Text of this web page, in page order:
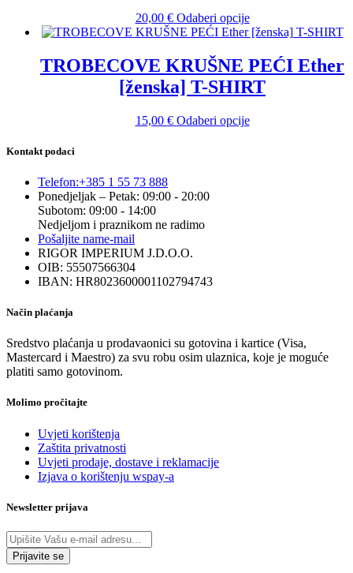
se
mogu
na
stranici
proizvoda
20,00 € Odaberi opcijeOvaj
proizvod
više
varijanti.
Opcije
mogu
odabrati
TROBECOVE KRUŠNE PEĆI Ether
[ženska] T-SHIRT
15,00 € Odaberi opcijeOvaj
Kontakt podaci
Telefon:+385 1 55 73 888
Ponedjeljak – Petak: 09:00 - 20:00
Subotom: 09:00 - 14:00
Nedjeljom i praznikom ne radimo
Pošaljite name-mail
RIGOR IMPERIUM J.D.O.O.
OIB: 55507566304
IBAN: HR8023600001102794743
Način plaćanja
Sredstvo plaćanja u prodavaonici su gotovina i kartice (Visa,
Mastercard i Maestro) za svu robu osim ulaznica, koje je moguće
platiti samo gotovinom.
Molimo pročitajte
Uvjeti korištenja
Zaštita privatnosti
Uvjeti prodaje, dostave i reklamacije
Izjava o korištenju wspay-a
Newsletter prijava